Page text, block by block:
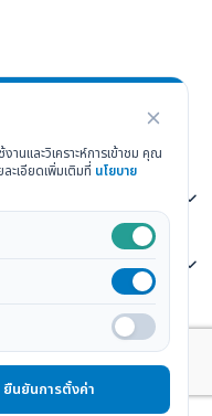
Hospital Trang
านและวิเคราะห์การเข้าชม คุณ
ะเอียดเพิ่มเติมที่ นโยบาย
ยืนยันการตั้งค่า